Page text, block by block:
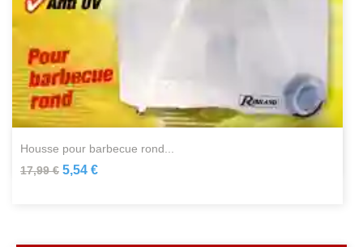
housse pour barbecue rond...
17,99 € 5,54 €